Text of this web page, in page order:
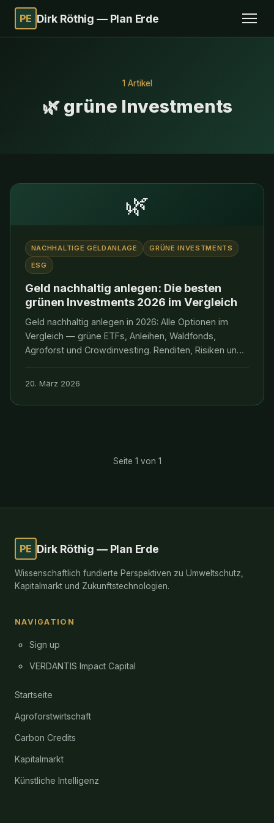
PE Dirk Röthig — Plan Erde
1 Artikel
🌿 grüne Investments
🌿
NACHHALTIGE GELDANLAGE
GRÜNE INVESTMENTS
ESG
Geld nachhaltig anlegen: Die besten
grünen Investments 2026 im Vergleich
Geld nachhaltig anlegen in 2026: Alle Optionen im
Vergleich — grüne ETFs, Anleihen, Waldfonds,
Agroforst und Crowdinvesting. Renditen, Risiken und
20. März 2026
Seite 1 von 1
PE Dirk Röthig — Plan Erde
Wissenschaftlich fundierte Perspektiven zu Umweltschutz,
Kapitalmarkt und Zukunftstechnologien.
NAVIGATION
Sign up
VERDANTIS Impact Capital
Startseite
Agroforstwirtschaft
Carbon Credits
Kapitalmarkt
Künstliche Intelligenz